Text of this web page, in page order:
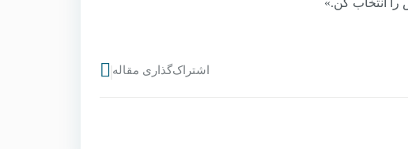
را انتخاب کن.»
اشتراک‌گذاری مقاله